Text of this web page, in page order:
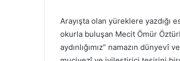
Arayışta olan yüreklere yazdığı
okurla buluşan Mecit Ömür
aydınlığımız” namazın